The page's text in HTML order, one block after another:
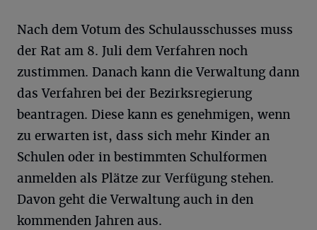
Nach dem Votum des Schulausschusses muss
der Rat am 8. Juli dem Verfahren noch
zustimmen. Danach kann die Verwaltung dann
das Verfahren bei der Bezirksregierung
beantragen. Diese kann es genehmigen, wenn
zu erwarten ist, dass sich mehr Kinder an
Schulen oder in bestimmten Schulformen
anmelden als Plätze zur Verfügung stehen.
Davon geht die Verwaltung auch in den
kommenden Jahren aus.